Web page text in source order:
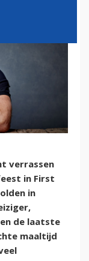
verrassen
in First
in
de laatste
maaltijd